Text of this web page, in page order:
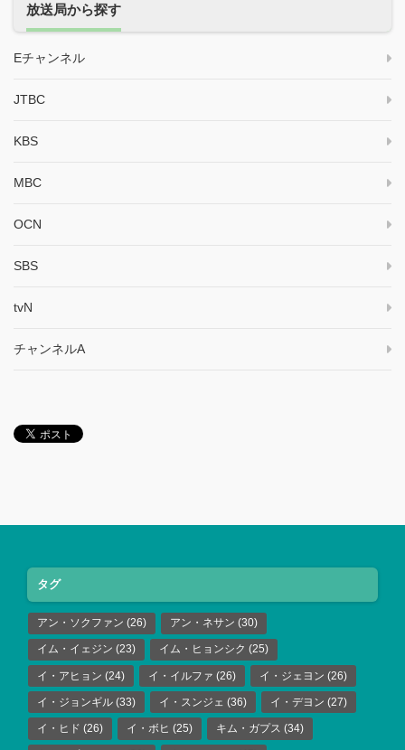
放送局から探す
Eチャンネル
JTBC
KBS
MBC
OCN
SBS
tvN
チャンネルA
タグ
アン・ソクファン (26) アン・ネサン (30)
イム・イェジン (23) イム・ヒョンシク (25)
イ・アヒョン (24) イ・イルファ (26) イ・ジェヨン (26)
イ・ジョンギル (33) イ・スンジェ (36) イ・デヨン (27)
イ・ヒド (26) イ・ボヒ (25) キム・ガプス (34)